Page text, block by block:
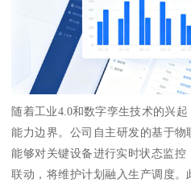
随着工业4.0和数字孪生技术的兴
能力边界。公司自主研发的基于物
能够对关键设备进行实时状态监
联动，将维护计划融入生产调度